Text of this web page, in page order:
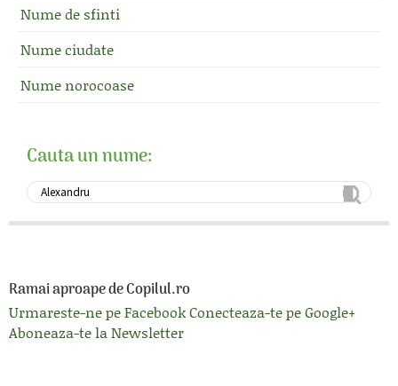
Nume de sfinti
Nume ciudate
Nume norocoase
Cauta un nume:
Ramai aproape de Copilul.ro
Urmareste-ne pe FacebookConecteaza-te pe Google+
Aboneaza-te la Newsletter